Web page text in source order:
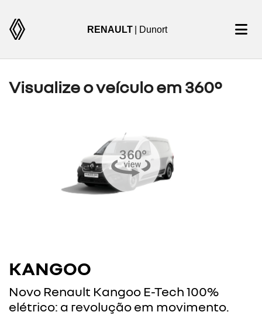
RENAULT | Dunort
Visualize o veículo em 360°
KANGOO
Novo Renault Kangoo E-Tech 100%
elétrico: a revolução em movimento.